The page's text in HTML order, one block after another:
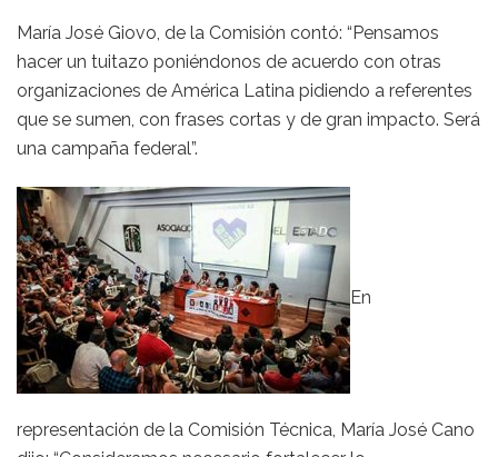
María José Giovo, de la Comisión contó: “Pensamos
hacer un tuitazo poniéndonos de acuerdo con otras
organizaciones de América Latina pidiendo a referentes
que se sumen, con frases cortas y de gran impacto. Será
una campaña federal”.
En
representación de la Comisión Técnica, María José Cano